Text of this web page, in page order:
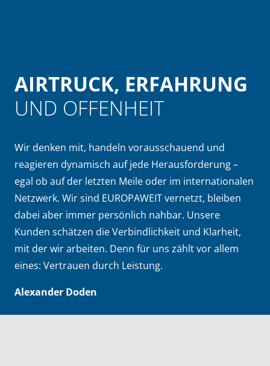
AIRTRUCK, ERFAHRUNG
UND OFFENHEIT
Wir denken mit, handeln vorausschauend und
reagieren dynamisch auf jede Herausforderung –
egal ob auf der letzten Meile oder im internationalen
Netzwerk. Wir sind EUROPAWEIT vernetzt, bleiben
dabei aber immer persönlich nahbar. Unsere
Kunden schätzen die Verbindlichkeit und Klarheit,
mit der wir arbeiten. Denn für uns zählt vor allem
eines: Vertrauen durch Leistung.
Alexander Doden